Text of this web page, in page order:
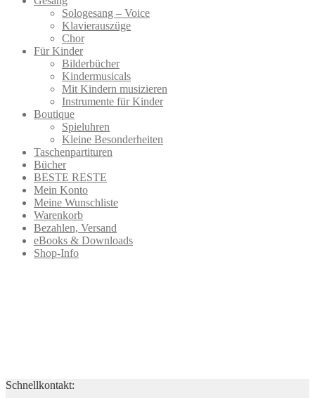
Sologesang – Voice
Klavierauszüge
Chor
Für Kinder
Bilderbücher
Kindermusicals
Mit Kindern musizieren
Instrumente für Kinder
Boutique
Spieluhren
Kleine Besonderheiten
Taschenpartituren
Bücher
BESTE RESTE
Mein Konto
Meine Wunschliste
Warenkorb
Bezahlen, Versand
eBooks & Downloads
Shop-Info
Schnellkontakt: